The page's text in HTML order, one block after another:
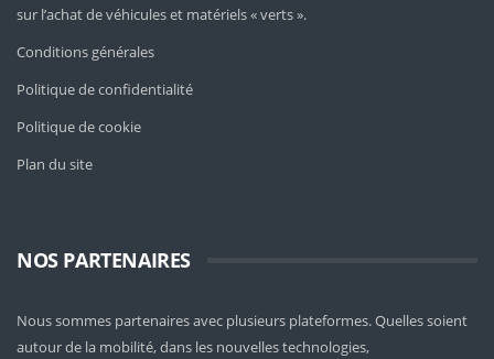
sur l’achat de véhicules et matériels « verts ».
Conditions générales
Politique de confidentialité
Politique de cookie
Plan du site
NOS PARTENAIRES
Nous sommes partenaires avec plusieurs plateformes. Quelles soient
autour de la mobilité, dans les nouvelles technologies,